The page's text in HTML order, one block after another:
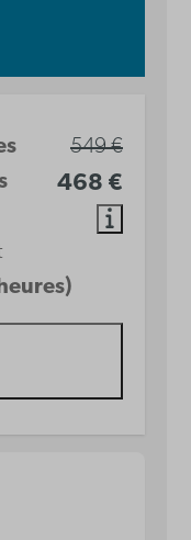
549 €
468 €